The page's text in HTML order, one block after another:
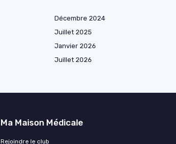
Décembre 2024
Juillet 2025
Janvier 2026
Juillet 2026
Ma Maison Médicale
Rejoindre le club